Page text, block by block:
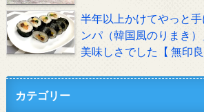
半年以上かけてやっと
ンパ（韓国風のりまき
美味しさでした【 無印良
カテゴリー